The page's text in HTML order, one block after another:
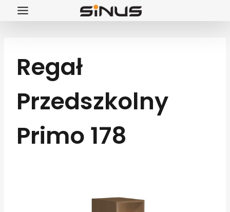
Przejdź
Regał
Przedszkolny
Primo 178